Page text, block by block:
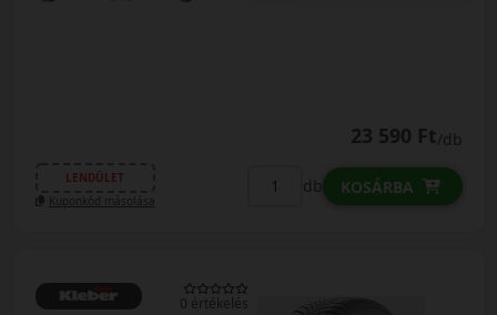
23 590 Ft/db
LENDÜLET
Kuponkód másolása
db KOSÁRBA
0 értékelés